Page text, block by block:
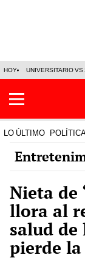
HOY UNIVERSITARIO VS
LO ÚLTIMO
Nieta de
llora al
salud
pierde la